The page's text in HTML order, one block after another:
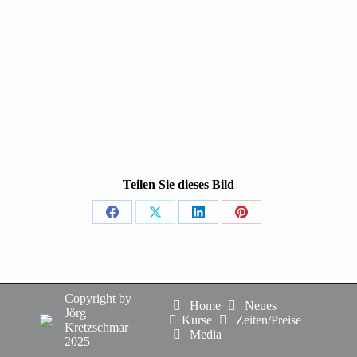
Teilen Sie dieses Bild
Share
Share
Share
Share
Copyright by
Jörg
Kretzschmar
2025
Home
Neues
Kurse
Zeiten/Preise
Media